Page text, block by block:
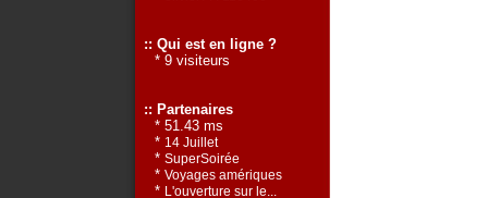
:: Qui est en ligne ?
* 9 visiteurs
:: Partenaires
* 51.43 ms
* 14 Juillet
* SuperSoirée
* Voyages amériques
* L'ouverture sur le...